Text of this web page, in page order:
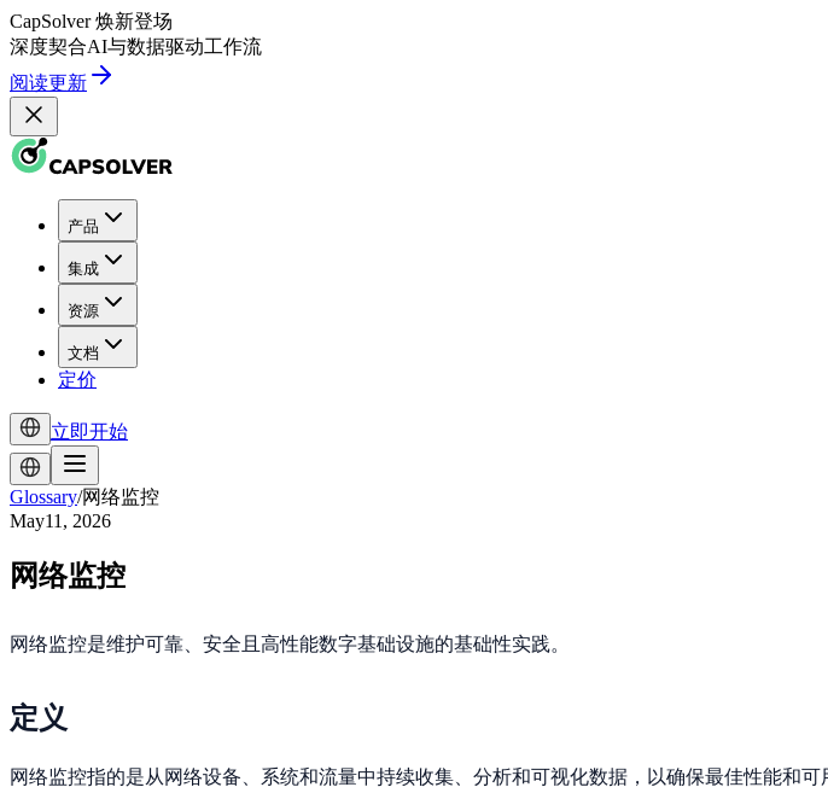
CapSolver 焕新登场
深度契合AI与数据驱动工作流
阅读更新
产品
集成
资源
文档
定价
立即开始
Glossary/网络监控
May11, 2026
网络监控
网络监控是维护可靠、安全且高性能数字基础设施的基础性实践。
定义
网络监控指的是从网络设备、系统和流量中持续收集、分析和可视化数据，以确保最佳性能和